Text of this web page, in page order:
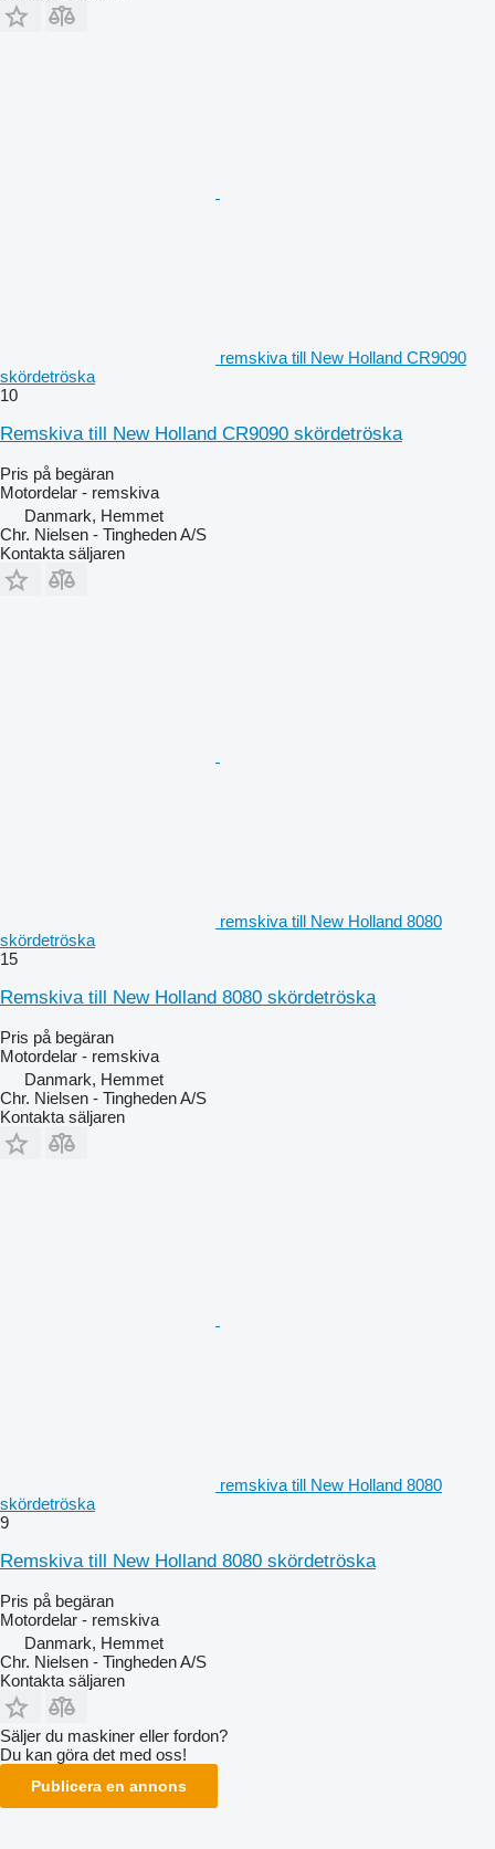
remskiva till New Holland CR9090
skördetröska
10
Remskiva till New Holland CR9090 skördetröska
Pris på begäran
Motordelar - remskiva
Danmark, Hemmet
Chr. Nielsen - Tingheden A/S
Kontakta säljaren
remskiva till New Holland 8080
skördetröska
15
Remskiva till New Holland 8080 skördetröska
Pris på begäran
Motordelar - remskiva
Danmark, Hemmet
Chr. Nielsen - Tingheden A/S
Kontakta säljaren
remskiva till New Holland 8080
skördetröska
9
Remskiva till New Holland 8080 skördetröska
Pris på begäran
Motordelar - remskiva
Danmark, Hemmet
Chr. Nielsen - Tingheden A/S
Kontakta säljaren
Säljer du maskiner eller fordon?
Du kan göra det med oss!
Publicera en annons